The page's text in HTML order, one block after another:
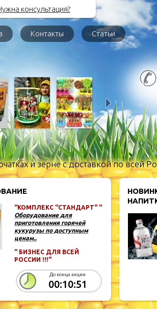
Контакты Статьи
и зерне с доставкой по всей
"КОМПЛЕКС "СТАНДАРТ" "
Оборудование для
приготовления горячей
кукурузы по доступным
ценам..
" БИЗНЕС ДЛЯ ВСЕЙ
РОССИИ !!!"
До конца акции
00:10:50
консультация?